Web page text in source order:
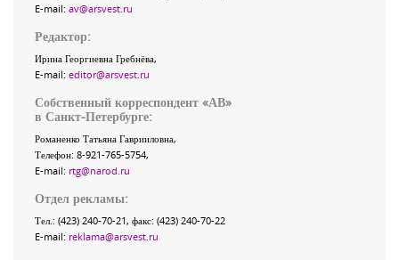
E-mail: av@arsvest.ru
Редактор:
Ирина Георгиевна Гребнёва,
E-mail: editor@arsvest.ru
Собственный корреспондент «АВ»
в Санкт-Петербурге:
Романенко Татьяна Гаврииловна,
Телефон: 8-921-765-5754,
E-mail: rtg@narod.ru
Отдел рекламы:
Тел.: (423) 240-70-21, факс: (423) 240-70-22
E-mail: reklama@arsvest.ru